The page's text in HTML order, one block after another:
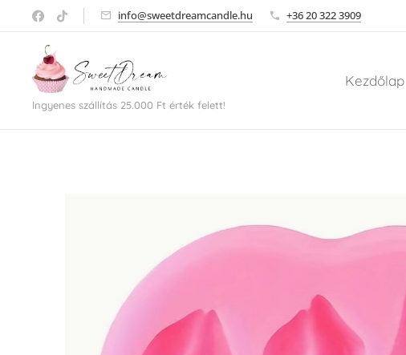
info@sweetdreamcandle.hu +36 20 322 3909
Ingyenes szállítás 25.000 Ft érték felett!
Kezdőlap